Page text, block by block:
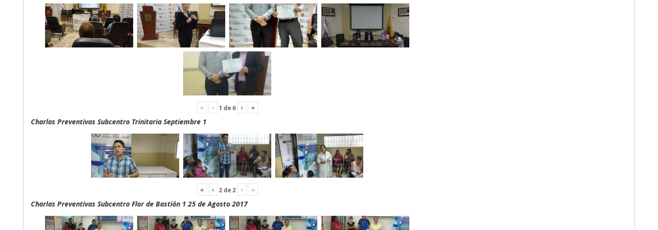
« ‹ 1 de6 › »
Charlas Preventivas Subcentro Trinitaria Septiembre 1
« ‹ 2de2 › »
Charlas Preventivas Subcentro Flor de Bastión 1 25 de Agosto 2017